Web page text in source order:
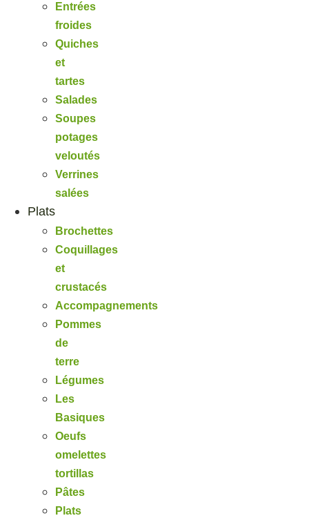
Entrées
froides
Quiches
et
tartes
Salades
Soupes
potages
veloutés
Verrines
salées
Plats
Brochettes
Coquillages
et
crustacés
Accompagnements
Pommes
de
terre
Légumes
Les
Basiques
Oeufs
omelettes
tortillas
Pâtes
Plats